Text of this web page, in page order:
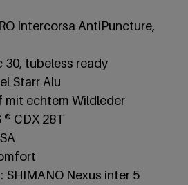
Intercorsa AntiPuncture,
30, tubeless ready
Starr Alu
mit echtem Wildleder
® CDX 28T
SHIMANO Nexus inter 5